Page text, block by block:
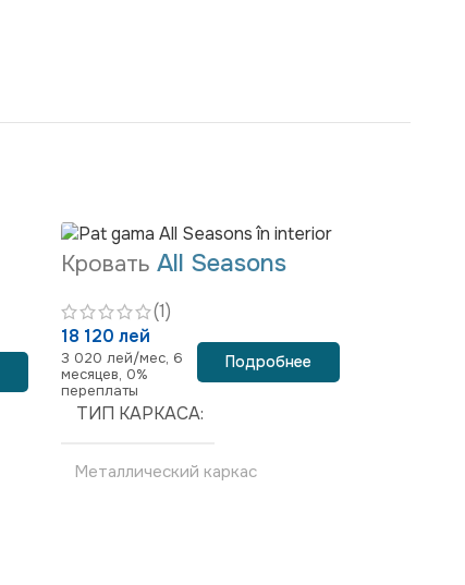
Кровать All Seasons
(1)
18 120 лей
3 020 лей/мес, 6
месяцев, 0%
переплаты
Подробнее
ТИП КАРКАСА
Металлический каркас